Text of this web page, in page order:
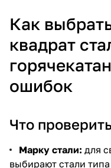
Как
квадрат
ошибок
Что
Марку стали: для
выбирают стали